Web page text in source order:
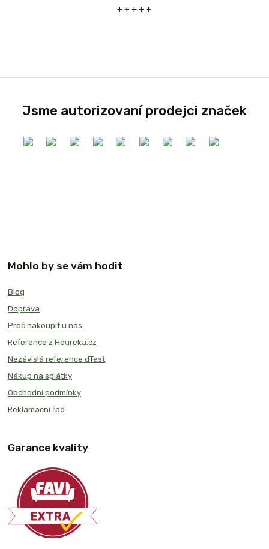
+ + + + +
Jsme autorizovaní prodejci značek
Mohlo by se vám hodit
Blog
Doprava
Proč nakoupit u nás
Reference z Heureka.cz
Nezávislá reference dTest
Nákup na splátky
Obchodní podmínky
Reklamační řád
Garance kvality